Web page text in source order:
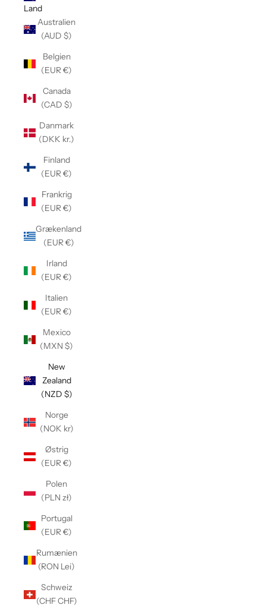
Land
Australien
(AUD $)
Belgien
(EUR €)
Canada
(CAD $)
Danmark
(DKK kr.)
Finland
(EUR €)
Frankrig
(EUR €)
Grækenland
(EUR €)
Irland
(EUR €)
Italien
(EUR €)
Mexico
(MXN $)
New
Zealand
(NZD $)
Norge
(NOK kr)
Østrig
(EUR €)
Polen
(PLN zł)
Portugal
(EUR €)
Rumænien
(RON Lei)
Schweiz
(CHF CHF)